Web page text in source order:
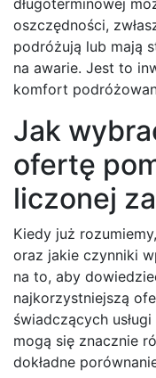
oszczędności,
podróżują lub mają
na awarie. Jest to
komfort
Jak
ofertę
liczonej
Kiedy już
oraz jakie czynniki
na to, aby
najkorzystniejszą
świadczących
mogą się znacznie
dokładne